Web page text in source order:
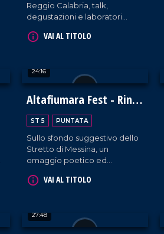
Reggio Calabria, talk,
degustazioni e laboratori
maestria culinaria di gelatieri
VAI AL TITOLO
24:16
Altafiumara Fest - Rino
Gaetano Band
ST 5 PUNTATA
Sullo sfondo suggestivo dello
Stretto di Messina, un
omaggio poetico ed
calabrese da parte della sua
VAI AL TITOLO
27:48